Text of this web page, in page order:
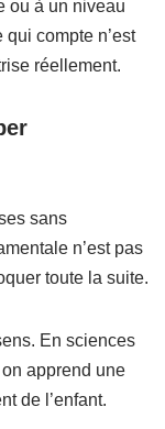
ou à un niveau
compte n’est
réellement.
sans
n’est pas
toute la suite.
En sciences
apprend une
de l’enfant.